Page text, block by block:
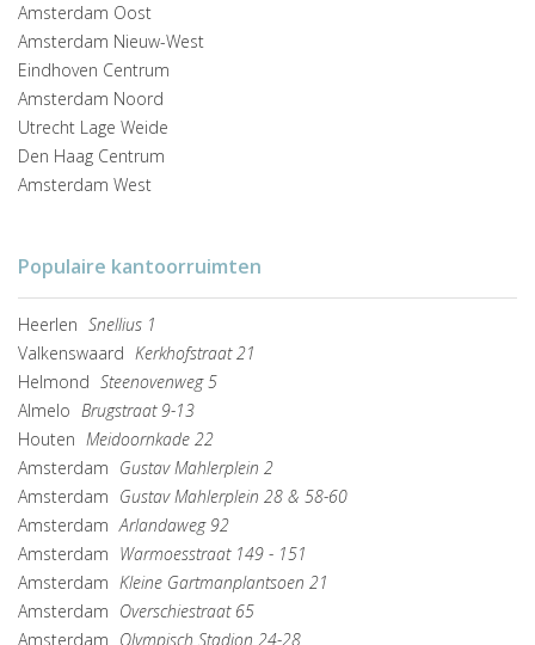
Amsterdam Oost
Amsterdam Nieuw-West
Eindhoven Centrum
Amsterdam Noord
Utrecht Lage Weide
Den Haag Centrum
Amsterdam West
Populaire kantoorruimten
Heerlen Snellius 1
Valkenswaard Kerkhofstraat 21
Helmond Steenovenweg 5
Almelo Brugstraat 9-13
Houten Meidoornkade 22
Amsterdam Gustav Mahlerplein 2
Amsterdam Gustav Mahlerplein 28 & 58-60
Amsterdam Arlandaweg 92
Amsterdam Warmoesstraat 149 - 151
Amsterdam Kleine Gartmanplantsoen 21
Amsterdam Overschiestraat 65
Amsterdam Olympisch Stadion 24-28